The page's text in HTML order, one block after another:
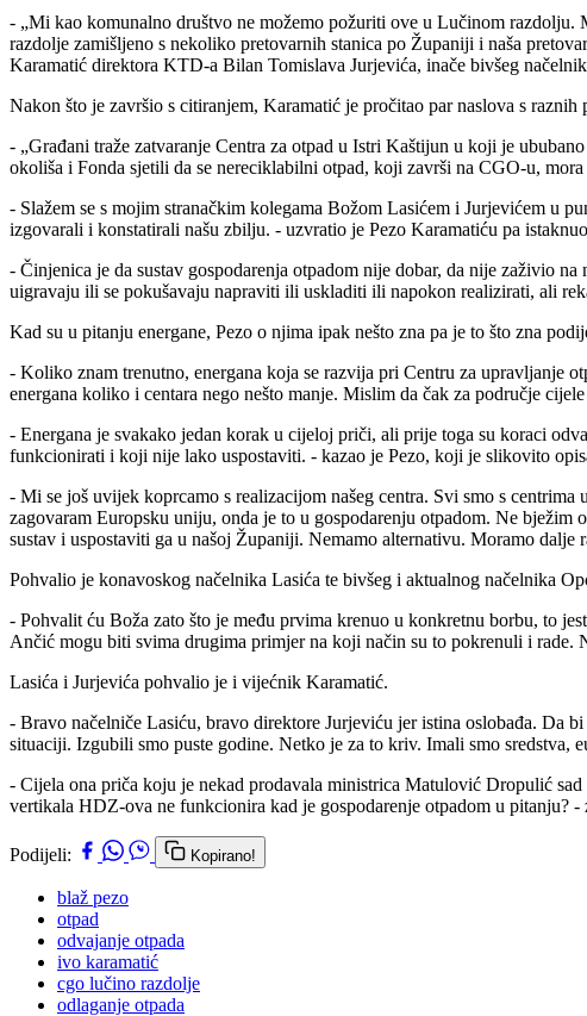
- „Mi kao komunalno društvo ne možemo požuriti ove u Lučinom razdolju.
razdolje zamišljeno s nekoliko pretovarnih stanica po Županiji i naša
Karamatić direktora KTD-a Bilan Tomislava Jurjevića, inače bivšeg
Nakon što je završio s citiranjem, Karamatić je pročitao par naslova s raznih
- „Građani traže zatvaranje Centra za otpad u Istri Kaštijun u koji je
okoliša i Fonda sjetili da se nereciklabilni otpad, koji završi na CGO-u,
- Slažem se s mojim stranačkim kolegama Božom Lasićem i Jurjevićem u
izgovarali i konstatirali našu zbilju. - uzvratio je Pezo Karamatiću pa
- Činjenica je da sustav gospodarenja otpadom nije dobar, da nije zaživio
uigravaju ili se pokušavaju napraviti ili uskladiti ili napokon realizirati, ali
Kad su u pitanju energane, Pezo o njima ipak nešto zna pa je to što zna
- Koliko znam trenutno, energana koja se razvija pri Centru za upravljanje
energana koliko i centara nego nešto manje. Mislim da čak za područje
- Energana je svakako jedan korak u cijeloj priči, ali prije toga su koraci
funkcionirati i koji nije lako uspostaviti. - kazao je Pezo, koji je slikovito
- Mi se još uvijek koprcamo s realizacijom našeg centra. Svi smo s
zagovaram Europsku uniju, onda je to u gospodarenju otpadom. Ne
sustav i uspostaviti ga u našoj Županiji. Nemamo alternativu. Moramo
Pohvalio je konavoskog načelnika Lasića te bivšeg i aktualnog načelnika
- Pohvalit ću Boža zato što je među prvima krenuo u konkretnu borbu, to
Ančić mogu biti svima drugima primjer na koji način su to pokrenuli i rade.
Lasića i Jurjevića pohvalio je i vijećnik Karamatić.
- Bravo načelniče Lasiću, bravo direktore Jurjeviću jer istina oslobađa. Da
situaciji. Izgubili smo puste godine. Netko je za to kriv. Imali smo
- Cijela ona priča koju je nekad prodavala ministrica Matulović Dropulić
vertikala HDZ-ova ne funkcionira kad je gospodarenje otpadom u pitanju?
Podijeli: Kopirano!
blaž pezo
otpad
odvajanje otpada
ivo karamatić
cgo lučino razdolje
odlaganje otpada